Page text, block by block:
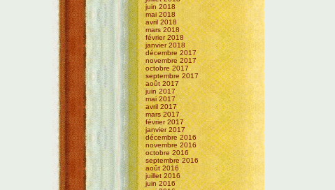
juin 2018
mai 2018
avril 2018
mars 2018
février 2018
janvier 2018
décembre 2017
novembre 2017
octobre 2017
septembre 2017
août 2017
juin 2017
mai 2017
avril 2017
mars 2017
février 2017
janvier 2017
décembre 2016
novembre 2016
octobre 2016
septembre 2016
août 2016
juillet 2016
juin 2016